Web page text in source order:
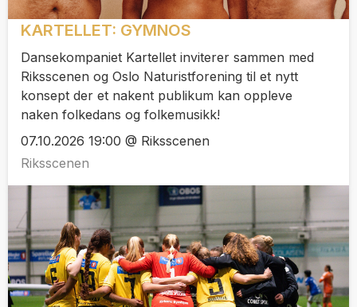
KARTELLET: GYMNOS
Dansekompaniet Kartellet inviterer sammen med
Riksscenen og Oslo Naturistforening til et nytt
konsept der et nakent publikum kan oppleve
naken folkedans og folkemusikk!
07.10.2026 19:00 @ Riksscenen
Riksscenen